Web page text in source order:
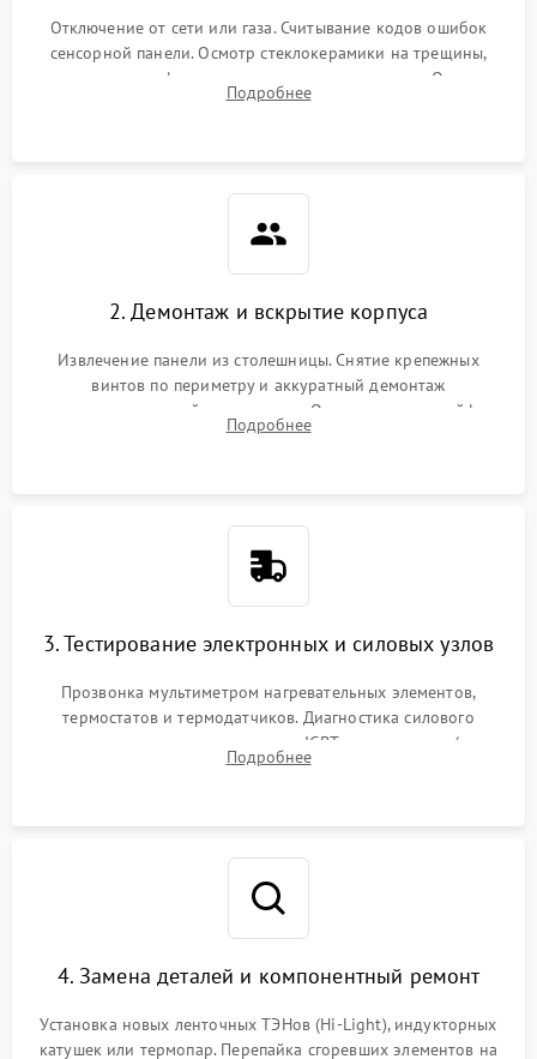
Отключение от сети или газа. Считывание кодов ошибок
сенсорной панели. Осмотр стеклокерамики на трещины,
проверка конфорок на равномерность нагрева. Опрос
клиента о симптомах (не включается, не видит посуду,
Подробнее
2. Демонтаж и вскрытие корпуса
Извлечение панели из столешницы. Снятие крепежных
винтов по периметру и аккуратный демонтаж
стеклокерамической поверхности. Отсоединение шлейфов
сенсорного блока для доступа к силовым платам, катушкам
Подробнее
3. Тестирование электронных и силовых узлов
Прозвонка мультиметром нагревательных элементов,
термостатов и термодатчиков. Диагностика силового
модуля, реле, диодных мостов и IGBT-транзисторов (для
индукции). Проверка кранов и газ-контроля (для газовых
Подробнее
4. Замена деталей и компонентный ремонт
Установка новых ленточных ТЭНов (Hi-Light), индукторных
катушек или термопар. Перепайка сгоревших элементов на